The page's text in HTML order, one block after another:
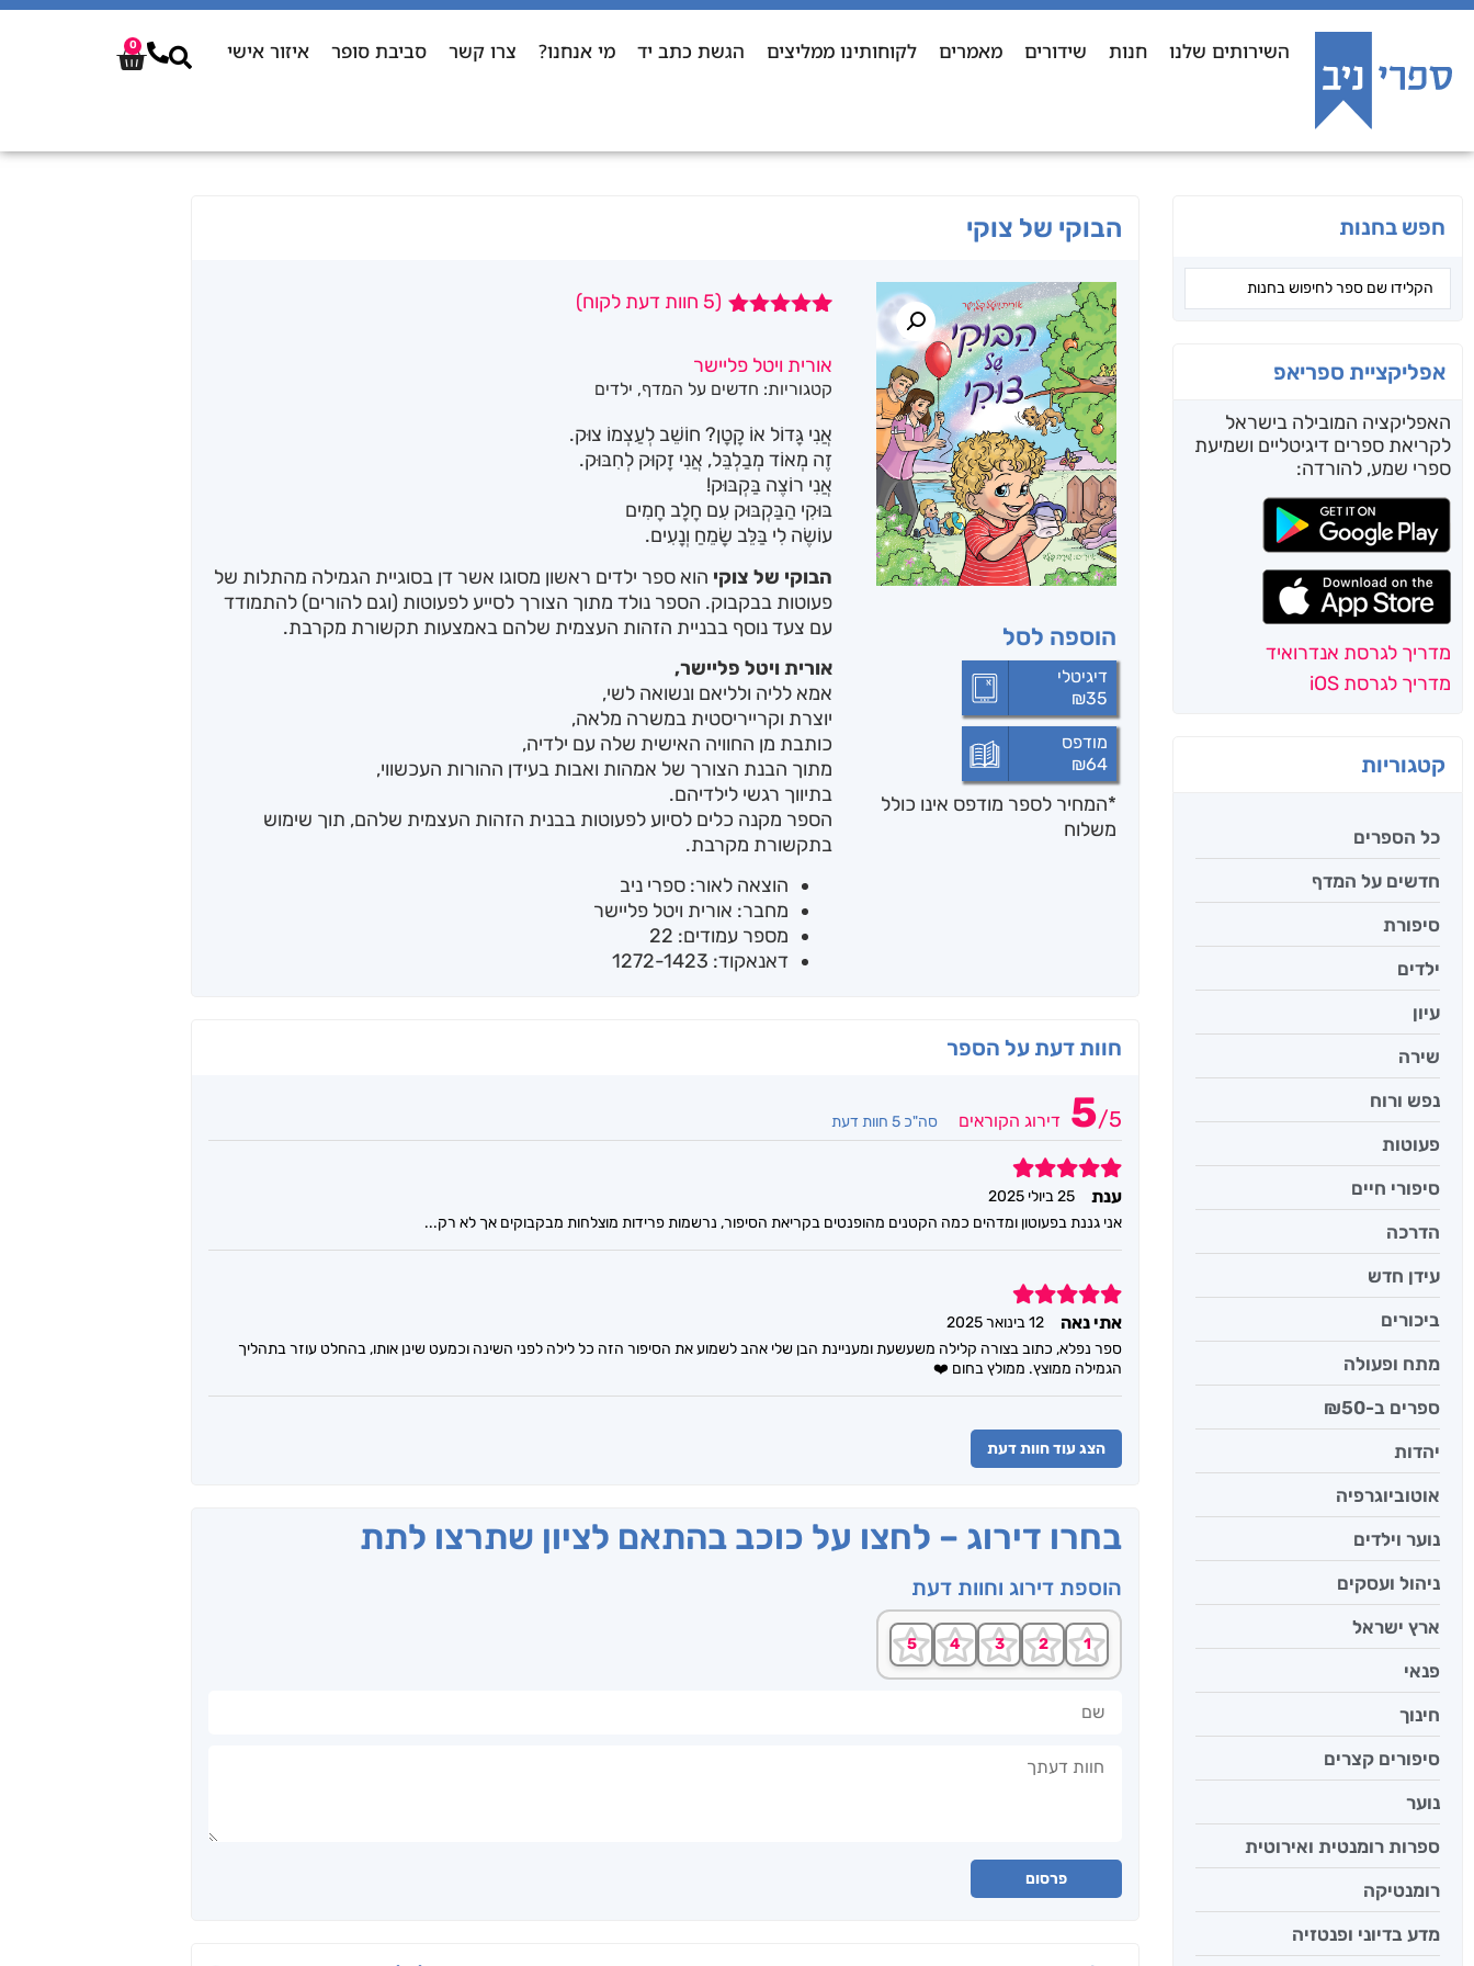
השירותים שלנו חנות שידורים מאמרים לקוחותינו ממליצים הגשת כתב יד מי אנחנו? צרו קשר סביבת סופר איזור אישי 0
חפש בחנות
אפליקציית ספריאפ
האפליקציה המובילה בישראל
לקריאת ספרים דיגיטליים ושמיעת
ספרי שמע, להורדה:
מדריך לגרסת אנדרואיד
מדריך לגרסת iOS
קטגוריות
כל הספרים
חדשים על המדף
סיפורת
ילדים
עיון
שירה
נפש ורוח
פעוטות
סיפורי חיים
הדרכה
עידן חדש
ביכורים
מתח ופעולה
ספרים ב-₪50
יהדות
אוטוביוגרפיה
נוער וילדים
ניהול ועסקים
ארץ ישראל
פנאי
חינוך
סיפורים קצרים
נוער
ספרות רומנטית ואירוטית
רומנטיקה
מדע בדיוני ופנטזיה
הבוקי של צוקי
הוספה לסל
דיגיטלי
₪35
מודפס
₪64
*המחיר לספר מודפס אינו כולל
משלוח
מבוסס על
דירוגים של
(
5 חוות דעת לקוח)
אורית ויטל פליישר
קטגוריות: חדשים על המדף, ילדים
אֲנִי גָּדוֹל אוֹ קָטָן? חוֹשֵׁב לְעַצְמוֹ צוּק.
זֶה מְאוֹד מְבַלְבֵּל, אֲנִי זָקוּק לְחִבּוּק.
אֲנִי רוֹצֶה בַּקְבּוּק!
בּוּקִי הַבַּקְבּוּק עִם חָלָב חָמִים
עוֹשֶׂה לִי בַּלֵּב שָׂמֵחַ וְנָעִים.
הבוקי של צוקי הוא ספר ילדים ראשון מסוגו אשר דן בסוגיית הגמילה מהתלות של
פעוטות בבקבוק. הספר נולד מתוך הצורך לסייע לפעוטות (וגם להורים) להתמודד
עם צעד נוסף בבניית הזהות העצמית שלהם באמצעות תקשורת מקרבת.
אורית ויטל פליישר,
אמא לליה ולליאם ונשואה לשי,
יוצרת וקרייריסטית במשרה מלאה,
כותבת מן החוויה האישית שלה עם ילדיה,
מתוך הבנת הצורך של אמהות ואבות בעידן ההורות העכשווי,
בתיווך רגשי לילדיהם.
הספר מקנה כלים לסיוע לפעוטות בבנית הזהות העצמית שלהם, תוך שימוש
בתקשורת מקרבת.
הוצאה לאור: ספרי ניב
מחבר: אורית ויטל פליישר
מספר עמודים: 22
דאנאקוד: 1272-1423
חוות דעת על הספר
5/5 דירוג הקוראים סה"כ 5 חוות דעת
5
ענת
25 ביולי 2025
אני גננת בפעוטון ומדהים כמה הקטנים מהופנטים בקריאת הסיפור, נרשמות פרידות מוצלחות מבקבוקים אך לא רק...
5
אתי נאה
12 בינואר 2025
ספר נפלא, כתוב בצורה קלילה משעשעת ומעניינת הבן שלי אהב לשמוע את הסיפור הזה כל לילה לפני השינה וכמעט שינן אותו, בהחלט עוזר בתהליך
הגמילה ממוצץ. ממולץ בחום ❤️
הצג עוד חוות דעת
בחרו דירוג – לחצו על כוכב בהתאם לציון שתרצו לתת
הוספת דירוג וחוות דעת
פרסום